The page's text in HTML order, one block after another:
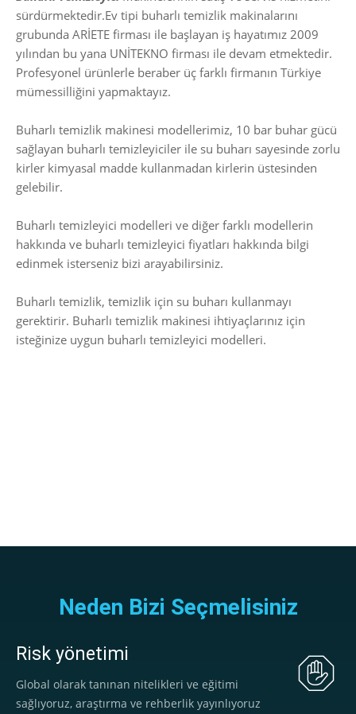
sürdürmektedir.Ev tipi buharlı temizlik makinalarını
grubunda ARİETE firması ile başlayan iş hayatımız 2009
yılından bu yana UNİTEKNO firması ile devam etmektedir.
Profesyonel ürünlerle beraber üç farklı firmanın Türkiye
mümessilliğini yapmaktayız.
Buharlı temizlik makinesi modellerimiz, 10 bar buhar gücü
sağlayan buharlı temizleyiciler ile su buharı sayesinde zorlu
kirler kimyasal madde kullanmadan kirlerin üstesinden
gelebilir.
Buharlı temizleyici modelleri ve diğer farklı modellerin
hakkında ve buharlı temizleyici fiyatları hakkında bilgi
edinmek isterseniz bizi arayabilirsiniz.
Buharlı temizlik, temizlik için su buharı kullanmayı
gerektirir. Buharlı temizlik makinesi ihtiyaçlarınız için
isteğinize uygun buharlı temizleyici modelleri.
Neden Bizi Seçmelisiniz
Risk yönetimi
Global olarak tanınan nitelikleri ve eğitimi
sağlıyoruz, araştırma ve rehberlik yayınlıyoruz